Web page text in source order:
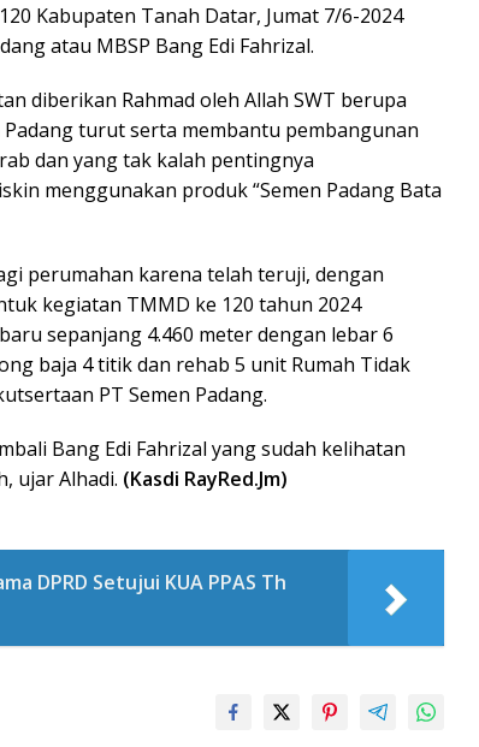
Kabupaten Tanah Datar, Jumat 7/6-2024
atau MBSP Bang Edi Fahrizal.
diberikan Rahmad oleh Allah SWT berupa
turut serta membantu pembangunan
dan yang tak kalah pentingnya
menggunakan produk “Semen Padang Bata
perumahan karena telah teruji, dengan
kegiatan TMMD ke 120 tahun 2024
sepanjang 4.460 meter dengan lebar 6
baja 4 titik dan rehab 5 unit Rumah Tidak
PT Semen Padang.
Bang Edi Fahrizal yang sudah kelihatan
ujar Alhadi. (Kasdi RayRed.Jm)
DPRD Setujui KUA PPAS Th